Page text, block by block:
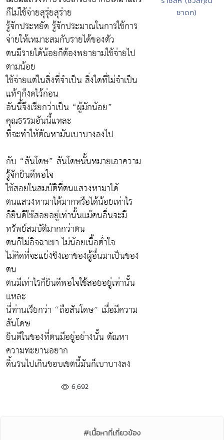
ก็ไม่ใช้จ่ายสุรุ่ยสุร่าย
รู้จักประหยัด รู้จักประมาณในการใช้การ
จ่ายให้เหมาะสมกับรายได้ของตัว
ตนมีรายได้น้อยก็ต้องพยายามใช้จ่ายไป
ตามน้อย
ใช้จ่ายแต่ในสิ่งที่จำเป็น สิ่งใดที่ไม่จำเป็น
แท้ๆก็งดไว้ก่อน
อันนี้จึงเรียกว่าเป็น “ผู้มักน้อย”
คุณธรรมอันนี้แหละ
ที่จะทำให้ตัณหามันเบาบางลงไป
กับ “สันโดษ” สันโดษนั้นหมายเอาความ
รู้จักยินดีพอใจ
ใช้สอยในสมบัติที่ตนแสวงหามาได้
ตนแสวงหามาได้มากหรือได้น้อยเท่าไร
ก็ยินดีใช้สอยอยู่เท่านั้นแม้คนอื่นจะมี
ทรัพย์สมบัติมากกว่าตน
ตนก็ไม่อิจฉาเขา ไม่น้อยเนื้อต่ำใจ
ไม่คิดที่จะแย่งชิงเอาของผู้อื่นมาเป็นของ
ตน
ตนมีเท่าไรก็ยินดีพอใจใช้สอยอยู่เท่านั้น
แหละ
นี่ท่านเรียกว่า “ถือสันโดษ” เมื่อมีความ
สันโดษ
ยินดีในของที่ตนมีอยู่อย่างนั้น ตัณหา
ความทะยานอยาก
ดิ้นรนไปเกินขอบเขตนี้มันก็เบาบางลง
6,692
ชาดก)
#เนื้อหาที่เกี่ยวข้อง